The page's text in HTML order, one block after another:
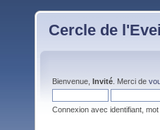
Cercle de
Bienvenue, Invité . Merci de
Connexion avec identifiant,